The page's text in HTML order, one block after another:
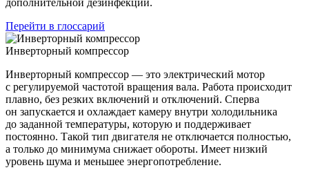
Перейти в глоссарий
Инверторный компрессор
Инверторный компрессор — это электрический мотор
с регулируемой частотой вращения вала. Работа происходит
плавно, без резких включений и отключений. Сперва
он запускается и охлаждает камеру внутри холодильника
до заданной температуры, которую и поддерживает
постоянно. Такой тип двигателя не отключается полностью,
а только до минимума снижает обороты. Имеет низкий
уровень шума и меньшее энергопотребление.